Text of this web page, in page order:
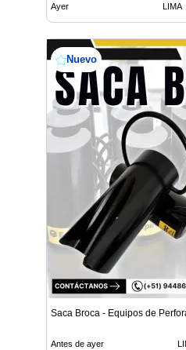
Ayer LIMA
Nuevo
Saca Broca - Equipos de
Antes de ayer